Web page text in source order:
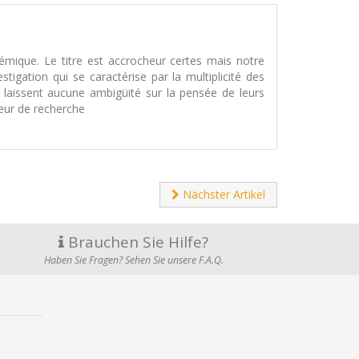
Le titre est accrocheur certes mais notre
qui se caractérise par la multiplicité des
aucune ambigüité sur la pensée de leurs
de recherche
Nächster Artikel
Brauchen Sie Hilfe?
Haben Sie Fragen? Sehen Sie unsere F.A.Q.